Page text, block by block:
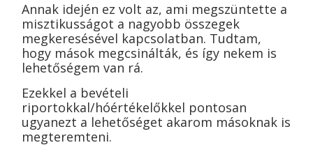
Annak idején ez volt az, ami megszüntette a
misztikusságot a nagyobb összegek
megkeresésével kapcsolatban. Tudtam,
hogy mások megcsinálták, és így nekem is
lehetőségem van rá.
Ezekkel a bevételi
riportokkal/hóértékelőkkel pontosan
ugyanezt a lehetőséget akarom másoknak is
megteremteni.